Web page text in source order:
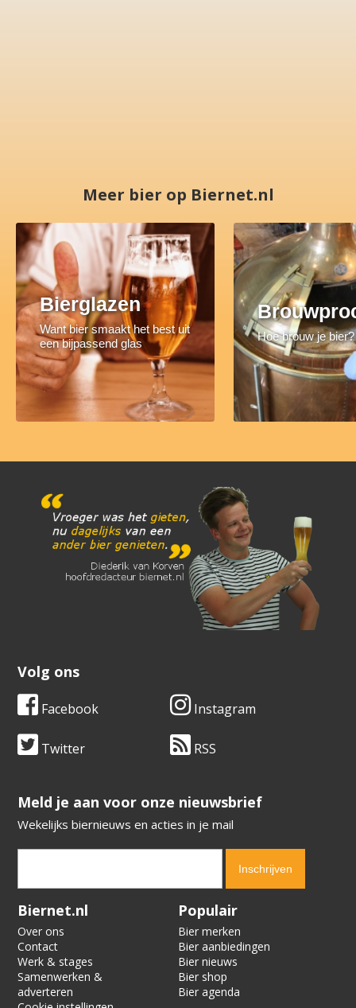
Meer bier op Biernet.nl
Bierglazen
Want bier smaakt het best uit
een bijpassend glas
Hoe brouw je bier?
Volg ons
Facebook Instagram
Twitter RSS
​​​​​​​Meld je aan voor onze nieuwsbrief
Wekelijks biernieuws en acties in je mail
Verification code:
Biernet.nl
Over ons
Contact
Werk & stages
Samenwerken &
adverteren
Populair
Bier merken
Bier aanbiedingen
Bier nieuws
Bier shop
Bier agenda